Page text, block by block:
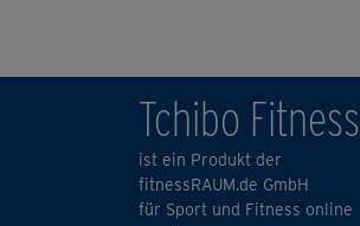
Tchibo Fitness
ist ein Produkt der
fitnessRAUM.de GmbH
für Sport und Fitness online